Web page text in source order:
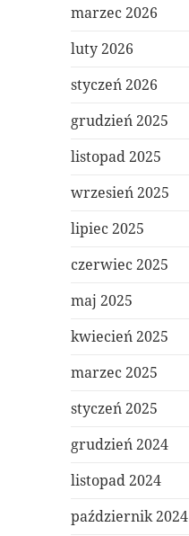
marzec 2026
luty 2026
styczeń 2026
grudzień 2025
listopad 2025
wrzesień 2025
lipiec 2025
czerwiec 2025
maj 2025
kwiecień 2025
marzec 2025
styczeń 2025
grudzień 2024
listopad 2024
październik 2024